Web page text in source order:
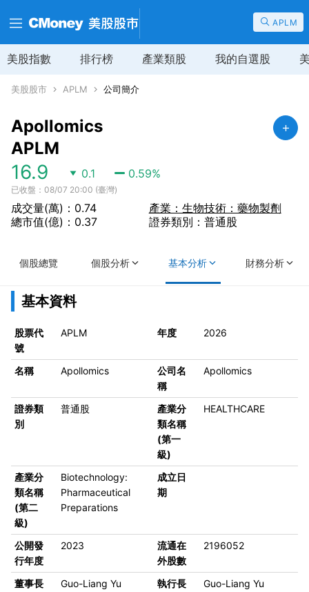
APLM
美股指數 排行榜 產業類股 我的自選股
美股股市 APLM 公司簡介
Apollomics
APLM
16.9 0.1 0.59%
已收盤：08/07 20:00 (臺灣)
成交量(萬)：0.74
總市值(億)：0.37
產業：生物技術：藥物製劑
證券類別：普通股
個股總覽 個股分析 基本分析 財務分析
基本資料
股票代
號
APLM 年度 2026
名稱 Apollomics
公司名
稱
Apollomics
證券類
別
普通股
產業分
類名稱
(第一
級)
HEALTHCARE
產業分
類名稱
(第二
級)
Biotechnology:
Pharmaceutical
Preparations
成立日
期
公開發
行年度
2023
流通在
外股數
2196052
董事長 Guo-Liang Yu 執行長
Guo-Liang Yu